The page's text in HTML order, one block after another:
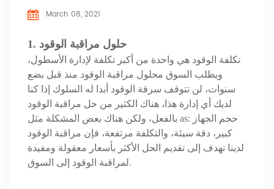
March 08, 2021
1. حلول مراقبة الوقود
تكلفة الوقود هي واحدة من أكبر تكلفة لإدارة الأسطول،
ويطلب السوق محلول مراقبة الوقود منذ قبل بضع
سنوات، لن تتوقف سرقة الوقود أبدا له السلوك إذا كنا
لديك أي إدارة هذا، هناك الكثير من حل مراقبة الوقود
بالفعل، ولكن هناك بعض المشكلة مثل as: حجم الجهاز
كبير، دقة سيئة، والتكلفة مرتفعة، فإن مراقبة الوقود
لدينا تهدف إلى تقديم الحل الأكثر بأسعار معقولة ومفيدة
لمراقبة الوقود إلى السوق.